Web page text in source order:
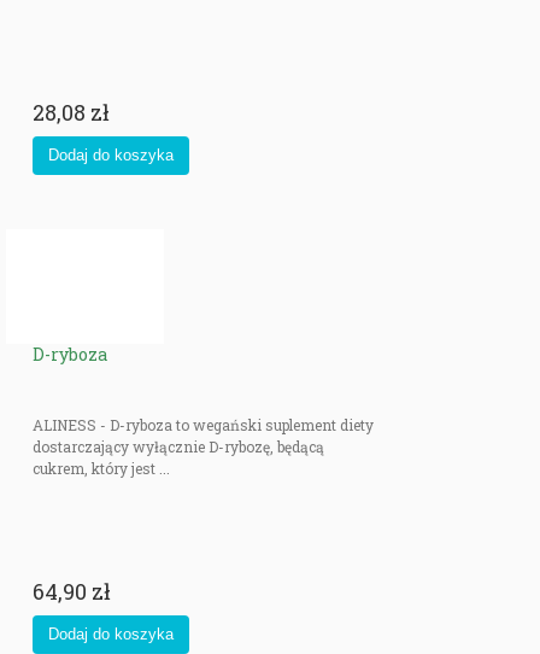
28,08 zł
D-ryboza
ALINESS - D-ryboza to wegański suplement diety
dostarczający wyłącznie D-rybozę, będącą
cukrem, który jest ...
64,90 zł